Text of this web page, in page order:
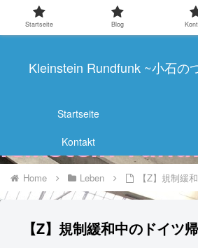
Kleinstein Rundfunk ~小石の
Startseite
Kontakt
Home Leben 【Z】規制緩
【Z】規制緩和中のドイツ
Startseite Blog